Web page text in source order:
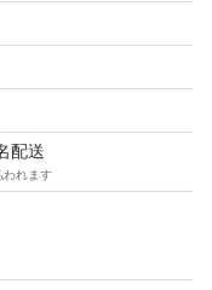
配送
われます